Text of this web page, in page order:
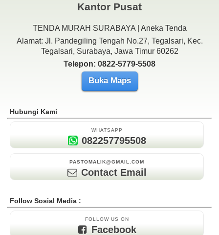
Kantor Pusat
TENDA MURAH SURABAYA | Aneka Tenda
Alamat: Jl. Pandegiling Tengah No.27, Tegalsari, Kec.
Tegalsari, Surabaya, Jawa Timur 60262
Telepon: 0822-5779-5508
Buka Maps
Hubungi Kami
WHATSAPP
082257795508
PASTOMALIK@GMAIL.COM
Contact Email
Follow Sosial Media :
FOLLOW US ON
Facebook